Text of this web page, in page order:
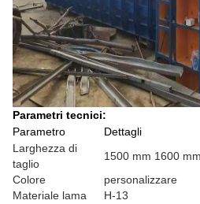
Parametri tecnici:
Parametro
Dettagli
Larghezza di
taglio
1500 mm 1600
Colore
personalizzare
Materiale lama
H-13